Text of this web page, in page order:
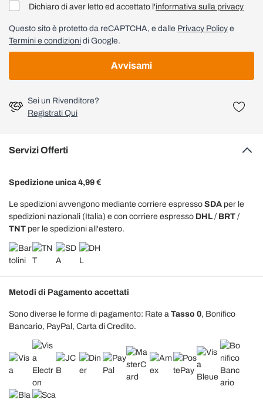
Dichiaro di aver letto ed accettato l'informativa sulla privacy
Questo sito è protetto da reCAPTCHA, e dalle Privacy Policy e
Termini e condizioni di Google.
Avvisami
Sei un Rivenditore?
Registrati Qui
Servizi Offerti
Spedizione unica 4,99 €
Le spedizioni avvengono mediante corriere espresso SDA per le
spedizioni nazionali (Italia) e con corriere espresso DHL / BRT /
TNT per le spedizioni all'estero.
Metodi di Pagamento accettati
Sono diverse le forme di pagamento: Rate a Tasso 0, Bonifico
Bancario, PayPal, Carta di Credito.